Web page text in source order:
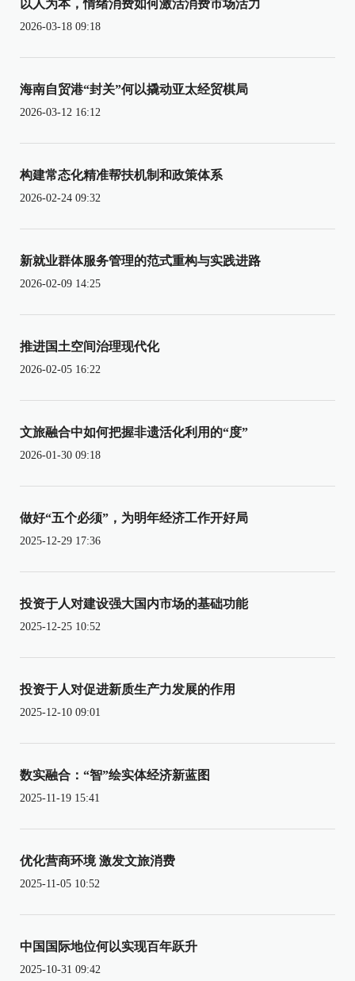
以人为本，情绪消费如何激活消费市场活力
2026-03-18 09:18
海南自贸港“封关”何以撬动亚太经贸棋局
2026-03-12 16:12
构建常态化精准帮扶机制和政策体系
2026-02-24 09:32
新就业群体服务管理的范式重构与实践进路
2026-02-09 14:25
推进国土空间治理现代化
2026-02-05 16:22
文旅融合中如何把握非遗活化利用的“度”
2026-01-30 09:18
做好“五个必须”，为明年经济工作开好局
2025-12-29 17:36
投资于人对建设强大国内市场的基础功能
2025-12-25 10:52
投资于人对促进新质生产力发展的作用
2025-12-10 09:01
数实融合：“智”绘实体经济新蓝图
2025-11-19 15:41
优化营商环境 激发文旅消费
2025-11-05 10:52
中国国际地位何以实现百年跃升
2025-10-31 09:42